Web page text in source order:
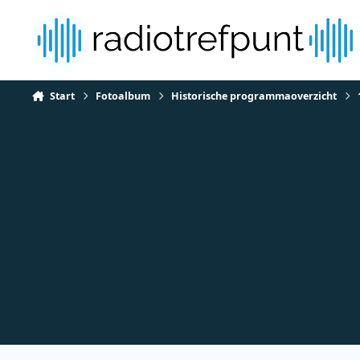
Start Fotoalbum Historische programmaoverzicht